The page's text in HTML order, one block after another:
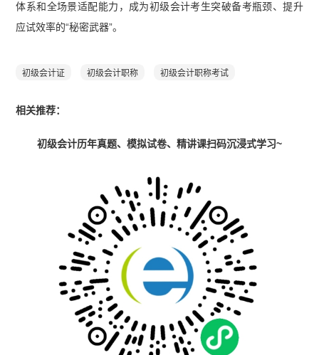
体系和全场景适配能力，成为初级会计考生突破备考瓶颈、提升
应试效率的“秘密武器”。
初级会计证 初级会计职称 初级会计职称考试
相关推荐：
初级会计历年真题、模拟试卷、精讲课扫码沉浸式学习~